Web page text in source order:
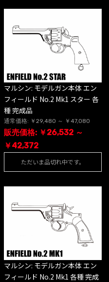
マルシン: モデルガン本体 エン
フィールド No.2 Mk1 スター 各
種 完成品
通常価格: ￥29,480 ～ ￥47,080
販売価格: ￥26,532 ～
￥42,372
ただいま品切れ中です。
マルシン: モデルガン本体 エン
フィールド No.2 Mk1 各種 完成